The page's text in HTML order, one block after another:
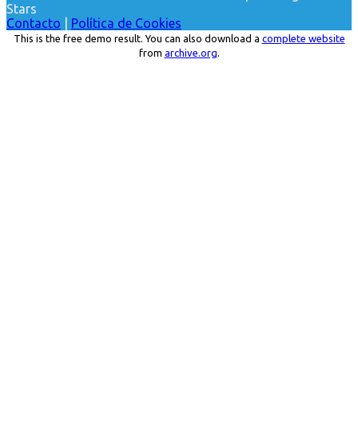
Stars
Contacto
Política de Cookies
This is the free demo result. You can also download a complete website
from archive.org.